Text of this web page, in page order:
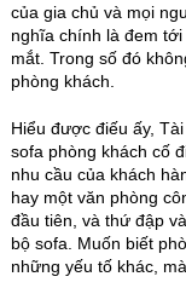
của gia chủ và mọi
nghĩa chính là đem
mắt. Trong số đó
phòng khách.
Hiểu được điếu ấy,
sofa phòng khách cố
nhu cầu của khách
hay một văn phòng
đầu tiên, và thứ đập
bộ sofa. Muốn biết
những yếu tố khác,